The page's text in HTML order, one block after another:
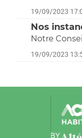
19/09/2023
Nos
Notre
19/09/2023